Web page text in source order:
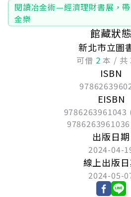
閱讀冶金術—經濟理財書展，
金樂
館藏狀態
新北市立圖
可借 2 本 / 共
ISBN
EISBN
9786263961043
出版日期
2024-04-
線上出版
2024-05-